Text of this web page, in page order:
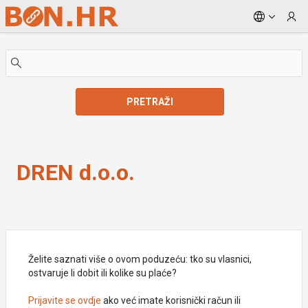
Skip to Main Content
PRETRAŽI
DREN d.o.o.
Želite saznati više o ovom poduzeću: tko su vlasnici,
ostvaruje li dobit ili kolike su plaće?
Prijavite se ovdje ako već imate korisnički račun ili